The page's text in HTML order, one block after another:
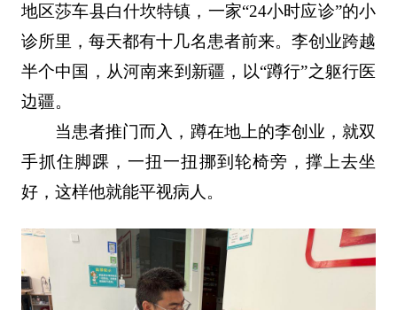
地区莎车县白什坎特镇，一家“24小时应诊”的小
诊所里，每天都有十几名患者前来。李创业跨越
半个中国，从河南来到新疆，以“蹲行”之躯行医
边疆。
当患者推门而入，蹲在地上的李创业，就双
手抓住脚踝，一扭一扭挪到轮椅旁，撑上去坐
好，这样他就能平视病人。